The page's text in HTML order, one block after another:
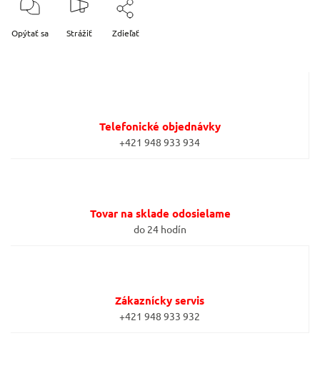
Opýtať sa Strážiť Zdieľať
Telefonické objednávky
+421 948 933 934
Tovar na sklade odosielame
do 24 hodín
Zákaznícky servis
+421 948 933 932